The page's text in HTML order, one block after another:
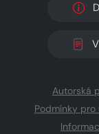
Autorská
Podmínky